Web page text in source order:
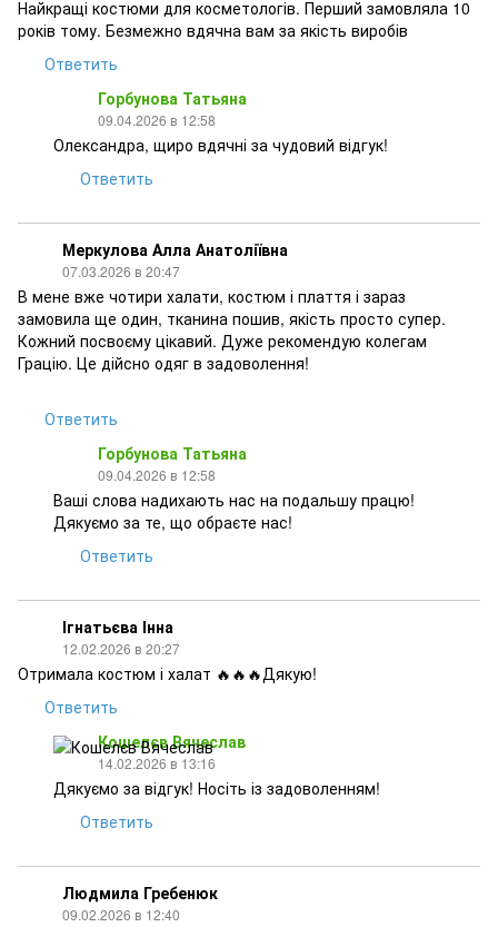
Найкращі костюми для косметологів. Перший замовляла 10
років тому. Безмежно вдячна вам за якість виробів
Ответить
Горбунова Татьяна
09.04.2026 в 12:58
Олександра, щиро вдячні за чудовий відгук!
Ответить
Меркулова Алла Анатоліївна
07.03.2026 в 20:47
В мене вже чотири халати, костюм і плаття і зараз
замовила ще один, тканина пошив, якість просто супер.
Кожний посвоєму цікавий. Дуже рекомендую колегам
Грацію. Це дійсно одяг в задоволення!
Ответить
Горбунова Татьяна
09.04.2026 в 12:58
Ваші слова надихають нас на подальшу працю!
Дякуємо за те, що обраєте нас!
Ответить
Ігнатьєва Інна
12.02.2026 в 20:27
Отримала костюм і халат 🔥🔥🔥Дякую!
Ответить
Кошелєв Вячеслав
14.02.2026 в 13:16
Дякуємо за відгук! Носіть із задоволенням!
Ответить
Людмила Гребенюк
09.02.2026 в 12:40